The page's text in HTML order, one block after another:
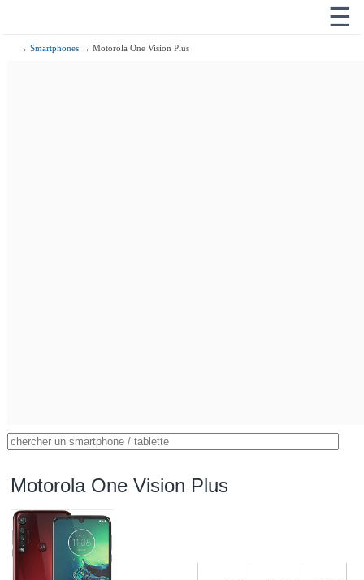
☰
→Smartphones → Motorola One Vision Plus
Motorola One Vision Plus